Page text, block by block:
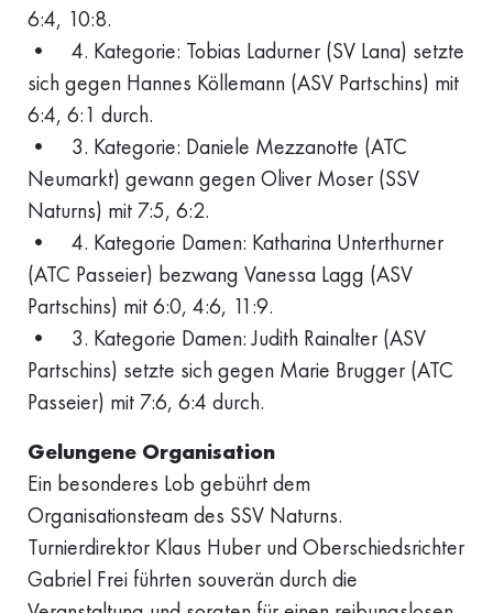
6:4, 10:8.
• 4. Kategorie: Tobias Ladurner (SV Lana) setzte
sich gegen Hannes Köllemann (ASV Partschins) mit
6:4, 6:1 durch.
• 3. Kategorie: Daniele Mezzanotte (ATC
Neumarkt) gewann gegen Oliver Moser (SSV
Naturns) mit 7:5, 6:2.
• 4. Kategorie Damen: Katharina Unterthurner
(ATC Passeier) bezwang Vanessa Lagg (ASV
Partschins) mit 6:0, 4:6, 11:9.
• 3. Kategorie Damen: Judith Rainalter (ASV
Partschins) setzte sich gegen Marie Brugger (ATC
Passeier) mit 7:6, 6:4 durch.
Gelungene Organisation
Ein besonderes Lob gebührt dem
Organisationsteam des SSV Naturns.
Turnierdirektor Klaus Huber und Oberschiedsrichter
Gabriel Frei führten souverän durch die